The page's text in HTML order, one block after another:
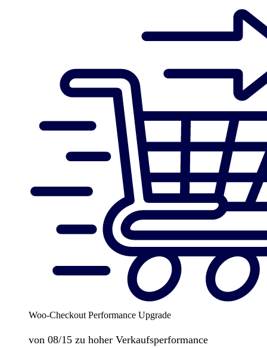
Woo-Checkout Performance Upgrade
von 08/15 zu hoher Verkaufsperformance